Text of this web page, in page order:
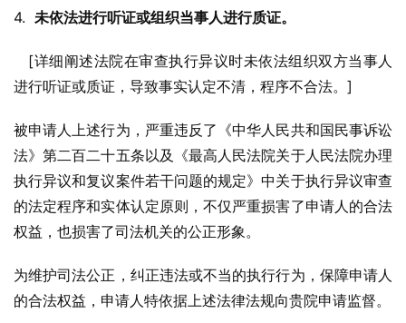
4. 未依法进行听证或组织当事人进行质证。
进行听证或质证，导致事实认定不清，程序不合法。]
被申请人上述行为，严重违反了《中华人民共和国民事诉讼
法》第二百二十五条以及《最高人民法院关于人民法院办理
执行异议和复议案件若干问题的规定》中关于执行异议审查
的法定程序和实体认定原则，不仅严重损害了申请人的合法
权益，也损害了司法机关的公正形象。
为维护司法公正，纠正违法或不当的执行行为，保障申请人
的合法权益，申请人特依据上述法律法规向贵院申请监督。